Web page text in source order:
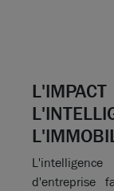
d'entreprise